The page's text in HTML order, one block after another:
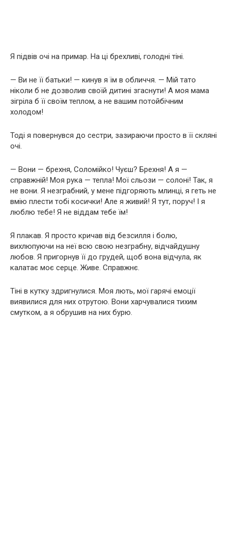
Я підвів очі на примар. На ці брехливі, голодні тіні.
— Ви не її батьки! — кинув я їм в обличчя. — Мій тато
ніколи б не дозволив своїй дитині згаснути! А моя мама
зігріла б її своїм теплом, а не вашим потойбічним
холодом!
Тоді я повернувся до сестри, зазираючи просто в її скляні
очі.
— Вони — брехня, Соломійко! Чуєш? Брехня! А я —
справжній! Моя рука — тепла! Мої сльози — солоні! Так, я
не вони. Я незграбний, у мене підгоряють млинці, я геть не
вмію плести тобі косички! Але я живий! Я тут, поруч! І я
люблю тебе! Я не віддам тебе їм!
Я плакав. Я просто кричав від безсилля і болю,
вихлюпуючи на неї всю свою незграбну, відчайдушну
любов. Я пригорнув її до грудей, щоб вона відчула, як
калатає моє серце. Живе. Справжнє.
Тіні в кутку здригнулися. Моя лють, мої гарячі емоції
виявилися для них отрутою. Вони харчувалися тихим
смутком, а я обрушив на них бурю.